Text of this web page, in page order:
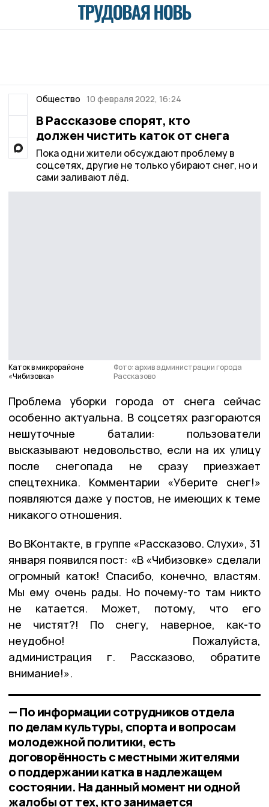
Общество 10 февраля 2022, 16:24
В Рассказове спорят, кто
должен чистить каток от снега
Пока одни жители обсуждают проблему в
соцсетях, другие не только убирают снег, но и
сами заливают лёд.
Каток в микрорайоне
«Чибизовка»
Фото: архив администрации города
Рассказово
Проблема уборки города от снега сейчас
особенно актуальна. В соцсетях разгораются
нешуточные баталии: пользователи
высказывают недовольство, если на их улицу
после снегопада не сразу приезжает
спецтехника. Комментарии «Уберите снег!»
появляются даже у постов, не имеющих к теме
никакого отношения.
Во ВКонтакте, в группе «Рассказово. Слухи», 31
января появился пост: «В «Чибизовке» сделали
огромный каток! Спасибо, конечно, властям.
Мы ему очень рады. Но почему-то там никто
не катается. Может, потому, что его
не чистят?! По снегу, наверное, как-то
неудобно! Пожалуйста,
администрация г. Рассказово, обратите
внимание!».
— По информации сотрудников отдела
по делам культуры, спорта и вопросам
молодежной политики, есть
договорённость с местными жителями
о поддержании катка в надлежащем
состоянии. На данный момент ни одной
жалобы от тех, кто занимается